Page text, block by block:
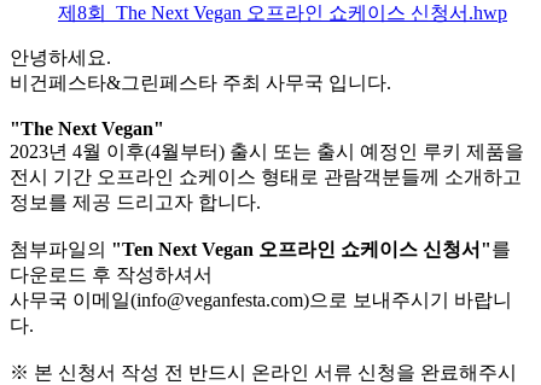
제8회_The Next Vegan 오프라인 쇼케이스 신청서.hwp
안녕하세요.
비건페스타&그린페스타 주최 사무국 입니다.
"The Next Vegan"
2023년 4월 이후(4월부터) 출시 또는 출시 예정인 루키 제품을
전시 기간 오프라인 쇼케이스 형태로 관람객분들께 소개하고
정보를 제공 드리고자 합니다.
첨부파일의 "Ten Next Vegan 오프라인 쇼케이스 신청서"를
다운로드 후 작성하셔서
사무국 이메일(info@veganfesta.com)으로 보내주시기 바랍니
다.
※ 본 신청서 작성 전 반드시 온라인 서류 신청을 완료해주시